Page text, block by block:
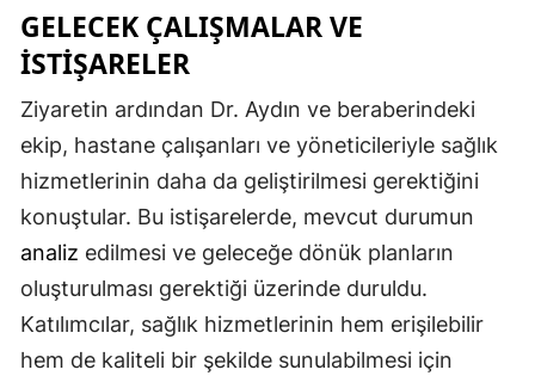
Sakarya
Samsun
Siirt
Sinop
Tekirdağ
GELECEK ÇALIŞMALAR VE
İSTIŞARELER
Ziyaretin ardından Dr. Aydın ve beraberindeki
ekip, hastane çalışanları ve yöneticileriyle sağlık
hizmetlerinin daha da geliştirilmesi gerektiğini
konuştular. Bu istişarelerde, mevcut durumun
analiz edilmesi ve geleceğe dönük planların
oluşturulması gerektiği üzerinde duruldu.
Katılımcılar, sağlık hizmetlerinin hem erişilebilir
hem de kaliteli bir şekilde sunulabilmesi için